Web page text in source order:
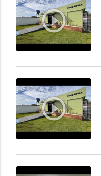
play_circle_outline
play_circle_outline